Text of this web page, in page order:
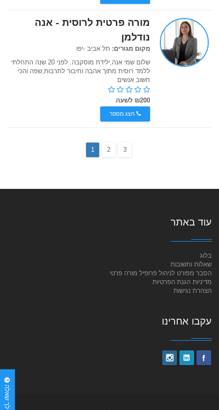
מורה פרטית לרוסית - אנה
נודלמן
מקום מגורים: תל אביב -יפו
שלום שמי אנה,ילידת מוסקבה. לפני 20 שנה התחלתי
ללמד רוסית מתוך אהבה וחיבור לתרבות,שפה והכי
חשוב אנשים
₪200 לשעה
הצג מספר
1 2 3
יש לך שאלה
עוד באתר
בלוג
שאלות ותשובות
הסבר מפורט לניהול פרופיל מורה פרטי
מדיניות הגנת הפרטיות
הצהרת נגישות
עקבו אחרינו